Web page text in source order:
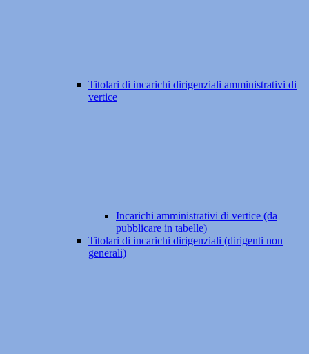
Titolari di incarichi dirigenziali amministrativi di
vertice
Incarichi amministrativi di vertice (da
pubblicare in tabelle)
Titolari di incarichi dirigenziali (dirigenti non
generali)